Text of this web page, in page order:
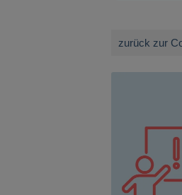
zurück zur